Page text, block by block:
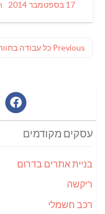
Posted
17 בספטמבר 2014
Previous
Previous
כל עבודה
עסקים מקודמים
בניית אתרים בדרום
ריקשה
רכב חשמלי